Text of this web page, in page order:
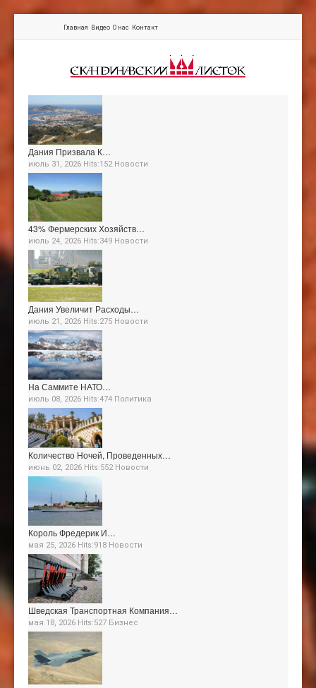
Главная Видео О нас Контакт
Дания Призвала К…
июль 31, 2026 Hits:152 Новости
43% Фермерских Хозяйств…
июль 24, 2026 Hits:349 Новости
Дания Увеличит Расходы…
июль 21, 2026 Hits:275 Новости
На Саммите НАТО…
июль 08, 2026 Hits:474 Политика
Количество Ночей, Проведенных…
июнь 02, 2026 Hits:552 Новости
Король Фредерик И…
мая 25, 2026 Hits:918 Новости
Шведская Транспортная Компания…
мая 18, 2026 Hits:527 Бизнес